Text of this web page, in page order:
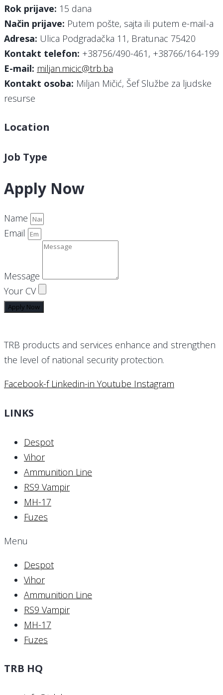
Rok prijave: 15 dana
Način prijave: Putem pošte, sajta ili putem e-mail-a
Adresa: Ulica Podgradačka 11, Bratunac 75420
Kontakt telefon: +38756/490-461, +38766/164-199
E-mail: miljan.micic@trb.ba
Kontakt osoba: Miljan Mičić, Šef Službe za ljudske
resurse
Location
Job Type
Apply Now
Name
Email
Message
Your CV
Apply Now
TRB products and services enhance and strengthen
the level of national security protection.
Facebook-f Linkedin-in Youtube Instagram
LINKS
Despot
Vihor
Ammunition Line
RS9 Vampir
MH-17
Fuzes
Menu
Despot
Vihor
Ammunition Line
RS9 Vampir
MH-17
Fuzes
TRB HQ